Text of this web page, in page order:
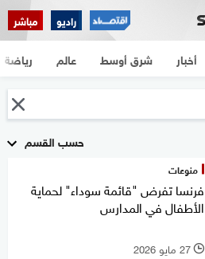
راديو مباشر
أخبار شرق أوسط عالم رياضة
حسب القسم
منوعات
فرنسا تفرض "قائمة سوداء" لحماية
الأطفال في المدارس
l 27 مايو 2026